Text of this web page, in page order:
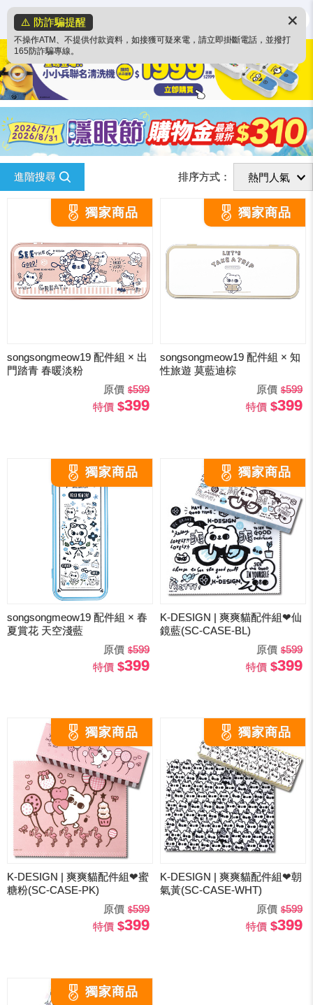
⚠️ 防詐騙提醒
不操作ATM、不提供付款資料，如接獲可疑來電，請立即掛斷電話，並撥打
165防詐騙專線。
✕
進階搜尋 排序方式：
songsongmeow19 配件組 × 出
門踏青 春暖淡粉
原價
599
特價
399
songsongmeow19 配件組 × 知
性旅遊 莫藍迪棕
原價
599
特價
399
songsongmeow19 配件組 × 春
夏賞花 天空淺藍
原價
599
特價
399
K-DESIGN | 爽爽貓配件組❤仙
鏡藍(SC-CASE-BL)
原價
599
特價
399
K-DESIGN | 爽爽貓配件組❤蜜
糖粉(SC-CASE-PK)
原價
599
特價
399
K-DESIGN | 爽爽貓配件組❤朝
氣黃(SC-CASE-WHT)
原價
599
特價
399